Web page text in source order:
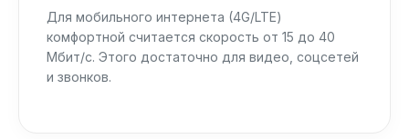
Для мобильного интернета (4G/LTE)
комфортной считается скорость от 15 до 40
Мбит/с. Этого достаточно для видео, соцсетей
и звонков.